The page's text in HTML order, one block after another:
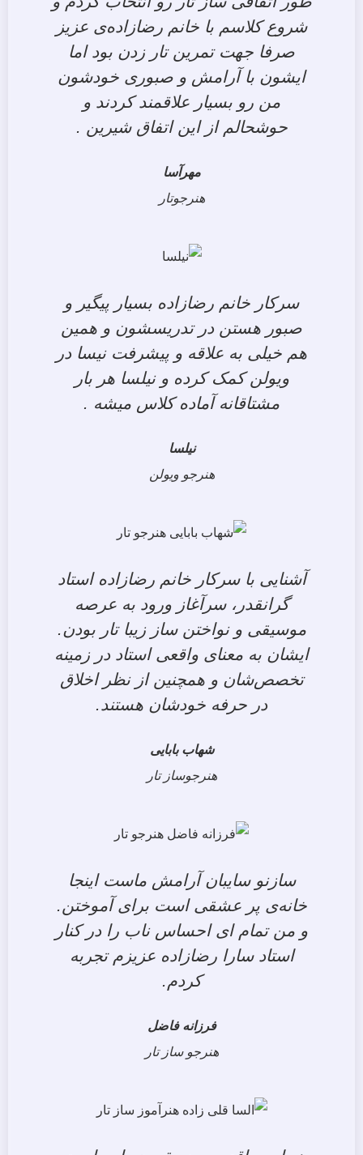
شروع کلاسم با خانم رضازاده‌ی عزیز
صرفا جهت تمرین تار زدن بود اما
ایشون با آرامش و صبوری خودشون
من رو بسیار علاقمند کردند و
حوشحالم از این اتفاق شیرین .
مهرآسا
هنرجوتار
سرکار خانم رضازاده بسیار پیگیر و
صبور هستن در تدریسشون و همین
هم خیلی به علاقه و پیشرفت نیسا در
ویولن کمک کرده و نیلسا هر بار
مشتاقانه آماده کلاس میشه .
نیلسا
هنرجو ویولن
آشنایی با سرکار خانم رضازاده استاد
گرانقدر، سرآغاز ورود به عرصه
موسیقی و نواختن ساز زیبا تار بودن.
ایشان به معنای واقعی استاد در زمینه
تخصص‌شان و همچنین از نظر اخلاق
در حرفه خودشان هستند.
شهاب بابایی
هنرجوساز تار
سازنو سایبان آرامش ماست اینجا
خانه‌ی پر عشقی است برای آموختن.
و من تمام ای احساس ناب را در کنار
استاد سارا رضازاده عزیزم تجربه
کردم.
فرزانه فاضل
هنرجو ساز تار